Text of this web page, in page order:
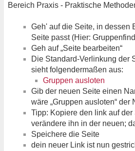
Bereich Praxis - Praktische
Geh' auf die Seite, in dessen
Seite passt (Hier:
Geh auf „Seite bearbeiten“
Die Standard-Verlinkung der
sieht folgendermaßen aus:
Gruppen ausloten
Gib der neuen Seite einen
wäre „Gruppen ausloten“ der
Tipp: Kopiere den link auf der
verändere ihn in der neuen;
Speichere die Seite
dein neuer Link ist nun